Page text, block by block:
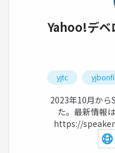
Yahoo!デベ
yjtc
2023年10月から
た。最新情報
https://